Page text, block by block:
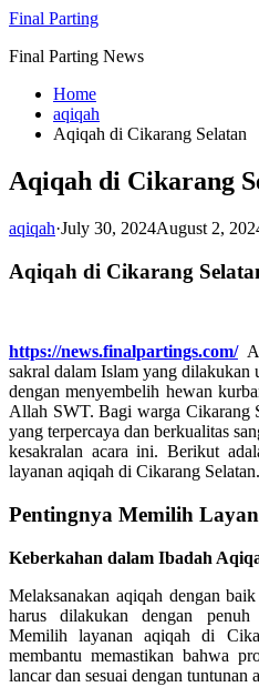
Skip
content
Final Parting
Final Parting News
Home
aqiqah
Aqiqah di Cikarang Selatan
Aqiqah di Cikarang
aqiqah·July 30, 2024August 2,
Aqiqah di Cikarang
https://news.finalpartings.com/
sakral dalam Islam yang dilakukan
dengan menyembelih hewan
Allah SWT. Bagi warga Cikarang
yang terpercaya dan berkualitas
kesakralan acara ini. Berikut
layanan aqiqah di Cikarang Selatan.
Pentingnya Memilih
Keberkahan dalam Ibadah
Melaksanakan aqiqah dengan
harus dilakukan dengan penuh
Memilih layanan aqiqah di
membantu memastikan bahwa
lancar dan sesuai dengan tuntunan